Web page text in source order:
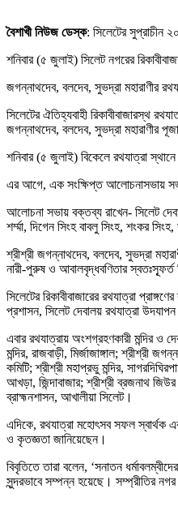
বৈশাখী নিউজ ডেস্ক: সিলেটের সুপ্রাচীন
শনিবার (৫ জুলাই) সিলেট নগরের
জগন্নাথদেব, বলদেব, সুভদ্রা মহারাণীর
সিলেটের ঐতিহ্যবাহী রিকাবীবাজারস্থ
জগন্নাথদেব, বলদেব, সুভদ্রা মহারাণীর
শনিবার (৫ জুলাই) বিকেলে রথযাত্রা
এর আগে, এক সংক্ষিপ্ত আলোচনাসভায়
আলোচনা সভায় বক্তব্য রাখেন- সিলেট
শর্ম্মা, দিগেন সিংহ বাবলু সিংহ, শংকর
শ্রীশ্রী জগন্নাথদেব, বলদেব, সুভদ্রা
নারী-পুরুষ ও আবালবৃদ্ধবণিতার স্বতঃস্ফূর্ত
সিলেটের রিকাবীবাজারের রথযাত্রা
প্রশাসন, সিলেট দেবালয় রথযাত্রা
এবার রথযাত্রায় অংশগ্রহণকারী মন্দির ও
মন্দির, রাজবাড়ী, মির্জাজাঙ্গাল; শ্রীশ্রী
কমিটি; শ্রীশ্রী মহাপ্রভু মন্দির,
আখড়া, জিন্দাবাজার; শ্রীশ্রী ব্রজনাথ জিউর
ব্রাহ্মনশাসন, আখালীয়া সিলেট।
এদিকে, রথযাত্রা মহোৎসব সফল স্বার্থক
ও কৃতজ্ঞতা জানিয়েছেন।
বিবৃতিতে তারা বলেন, ‘সনাতন
সুন্দরভাবে সম্পন্ন হয়েছে। সম্প্রীতির